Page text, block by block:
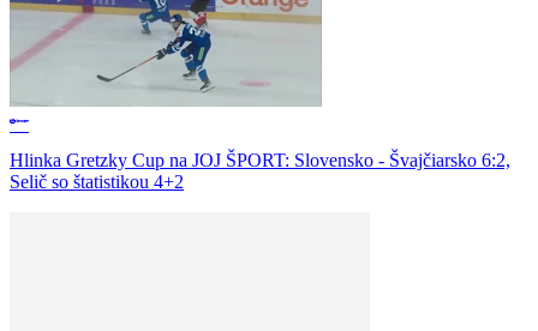
Hlinka Gretzky Cup na JOJ ŠPORT: Slovensko - Švajčiarsko 6:2,
Selič so štatistikou 4+2